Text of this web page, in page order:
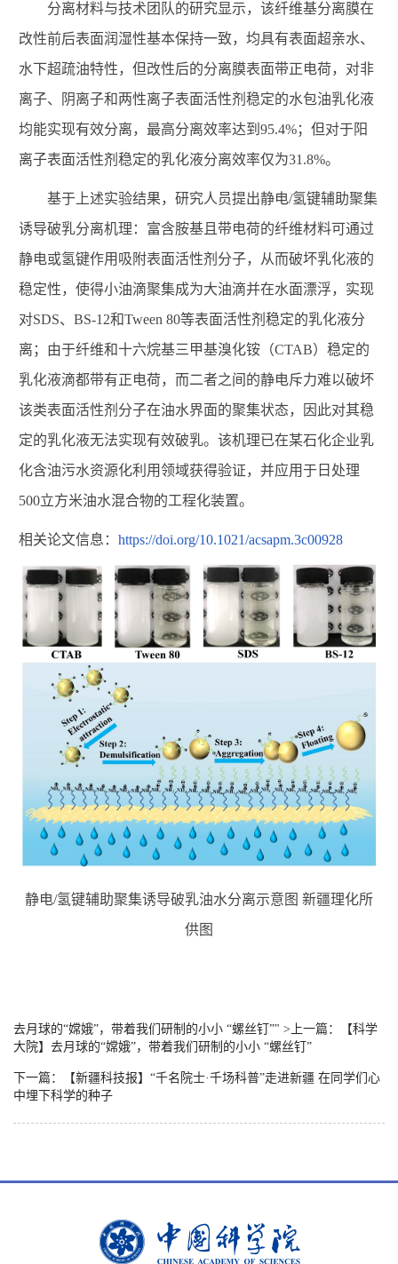
分离材料与技术团队的研究显示，该纤维基分离膜在
改性前后表面润湿性基本保持一致，均具有表面超亲水、
水下超疏油特性，但改性后的分离膜表面带正电荷，对非
离子、阴离子和两性离子表面活性剂稳定的水包油乳化液
均能实现有效分离，最高分离效率达到95.4%；但对于阳
离子表面活性剂稳定的乳化液分离效率仅为31.8%。
基于上述实验结果，研究人员提出静电/氢键辅助聚集
诱导破乳分离机理：富含胺基且带电荷的纤维材料可通过
静电或氢键作用吸附表面活性剂分子，从而破坏乳化液的
稳定性，使得小油滴聚集成为大油滴并在水面漂浮，实现
对SDS、BS-12和Tween 80等表面活性剂稳定的乳化液分
离；由于纤维和十六烷基三甲基溴化铵（CTAB）稳定的
乳化液滴都带有正电荷，而二者之间的静电斥力难以破坏
该类表面活性剂分子在油水界面的聚集状态，因此对其稳
定的乳化液无法实现有效破乳。该机理已在某石化企业乳
化含油污水资源化利用领域获得验证，并应用于日处理
500立方米油水混合物的工程化装置。
相关论文信息： https://doi.org/10.1021/acsapm.3c00928
静电/氢键辅助聚集诱导破乳油水分离示意图 新疆理化所
供图
去月球的“嫦娥”，带着我们研制的小小 “螺丝钉”" >上一篇：【科学
大院】 去月球的“嫦娥”，带着我们研制的小小 “螺丝钉”
下一篇：【新疆科技报】“千名院士·千场科普”走进新疆 在同学们心
中埋下科学的种子